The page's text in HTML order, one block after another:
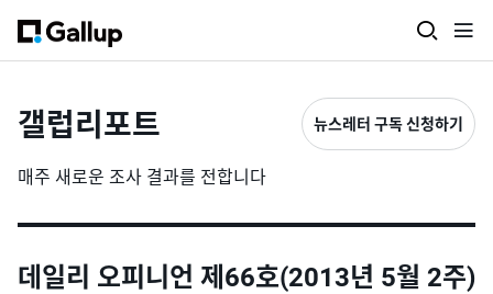
갤럽리포트
매주 새로운 조사 결과를 전합니다
뉴스레터 구독 신청하기
데일리 오피니언 제66호(2013년 5월 2주)